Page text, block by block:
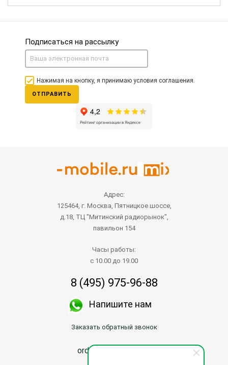
Подписаться на рассылку
Нажимая на кнопку, я принимаю условия соглашения.
ОТПРАВИТЬ
Адрес:
125464, г. Москва, Пятницкое шоссе,
д.18, ТЦ "Митинский радиорынок",
павильон 154
Часы работы:
с 10.00 до 19.00
8 (495) 975-96-88
Напишите нам
Заказать обратный звонок
order@mix-mobile.ru